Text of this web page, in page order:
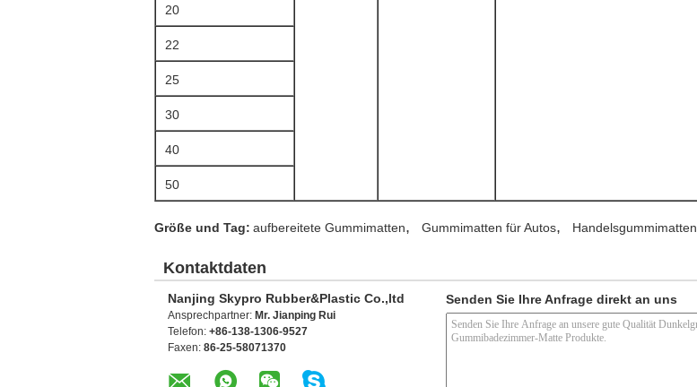
20
22
25
30
40
50
Größe und Tag: aufbereitete Gummimatten, Gummimatten für Autos, Handelsgummimatten
Kontaktdaten
Nanjing Skypro Rubber&Plastic Co.,ltd
Ansprechpartner: Mr. Jianping Rui
Telefon: +86-138-1306-9527
Faxen: 86-25-58071370
Senden Sie Ihre Anfrage direkt an uns